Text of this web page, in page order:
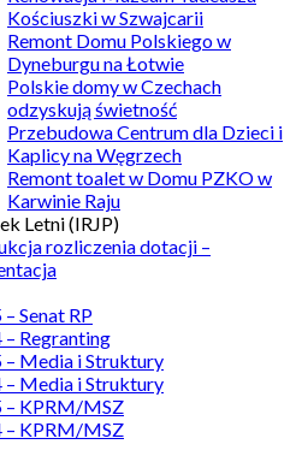
Kościuszki w Szwajcarii
Remont Domu Polskiego w
Dyneburgu na Łotwie
Polskie domy w Czechach
odzyskują świetność
Przebudowa Centrum dla Dzieci i
Kaplicy na Węgrzech
Remont toalet w Domu PZKO w
Karwinie Raju
Letni (IRJP)
rozliczenia dotacji –
Senat RP
– Regranting
– Media i Struktury
– Media i Struktury
– KPRM/MSZ
– KPRM/MSZ